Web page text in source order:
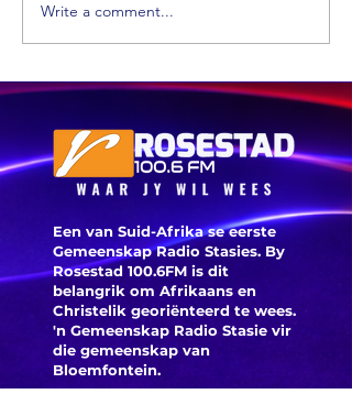
'n Suid-
Afrikaanse
mediese
geskiedenis
Write a comment...
Een van Suid-Afrika se eerste
Gemeenskap Radio Stasies. By
Rosestad 100.6FM is dit
belangrik om Afrikaans en
Christelik georiënteerd te wees.
'n Gemeenskap Radio Stasie vir
die gemeenskap van
Bloemfontein.